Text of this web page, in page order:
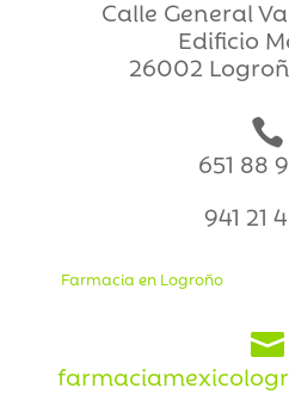
Calle General
Edificio
26002

651 88
941 21
Farmacia en Logroño
